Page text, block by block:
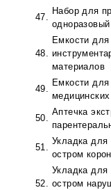
47.
Набор для
одноразовый
48.
Емкости
материалов
49.
Емкости
50.
Аптечка
51.
Укладка для
остром
52.
Укладка для
остром